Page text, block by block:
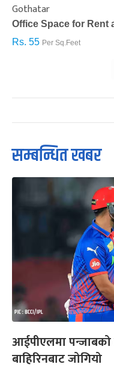
Gothatar
Office Space for Rent
Rs. 55 Per Sq.Feet
सम्बन्धित खबर
आईपीएलमा पन्जाबको
बाहिरिनबाट जोगियो